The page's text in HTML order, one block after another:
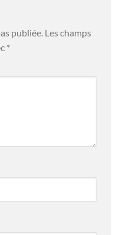
publiée. Les champs
*